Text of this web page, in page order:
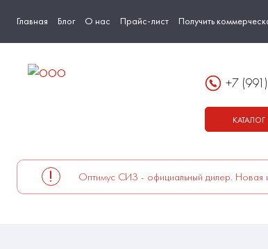
Главная Блог О нас Прайс-лист Получить
+7
КАТАЛОГ
Оптимус СИЗ - официальный дилер. Новая